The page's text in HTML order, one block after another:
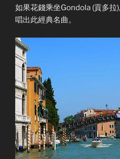
如果花錢乘坐Gondola (貢多拉
唱出此經典名曲。